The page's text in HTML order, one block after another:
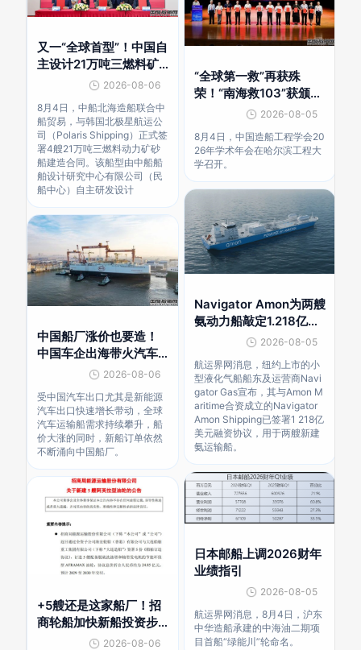
又一“全球首型”！中国自
主设计21万吨三燃料矿
砂船获韩国船东认可
2026-08-06
8月4日，中船北海造船联合中
船贸易，与韩国北极星航运公
司（Polaris Shipping）正式签
署4艘21万吨三燃料动力矿砂
船建造合同。该船型由中船船
舶设计研究中心有限公司（民
船中心）自主研发设计
中国船厂涨价也要造！
中国车企出海带火汽车
运输船市场 2026-08-06
受中国汽车出口尤其是新能源
汽车出口快速增长带动，全球
汽车运输船需求持续攀升，船
价大涨的同时，新船订单依然
不断涌向中国船厂。
+5艘还是这家船厂！招
商轮船加快新船投资步
2026-08-06
“全球第一救”再获殊
荣！“南海救103”获颁科
技进步奖特等奖2026-08-05
8月4日，中国造船工程学会20
26年学术年会在哈尔滨工程大
学召开。
Navigator Amon为两艘
氨动力船敲定1.218亿美
2026-08-05
航运界网消息，纽约上市的小
型液化气船船东及运营商Navi
gator Gas宣布，其与Amon M
aritime合资成立的Navigator
Amon Shipping已签署1 218亿
美元融资协议，用于两艘新建
氨运输船。
日本邮船上调2026财年
业绩指引
2026-08-05
航运界网消息，8月4日，沪东
中华造船承建的中海油二期项
目首船“绿能川”轮命名。